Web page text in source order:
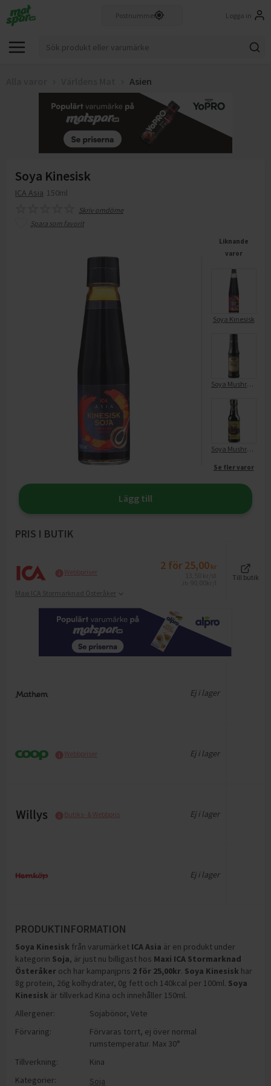
Logga in
Asien
Soya Kinesisk
ICA Asia 150ml
Skriv omdöme
Spara som favorit
Liknande
varor
Soya Kinesisk
Soya Mushroom
Soya Mushroom
Se fler varor
Lägg till
PRIS I BUTIK
Webbpriser 2 för 25,00 kr
Till butik
Maxi ICA Stormarknad Österåker
Ej i lager
Webbpriser Ej i lager
Butiks- & Webbpris Ej i lager
Ej i lager
PRODUKTINFORMATION
Soya Kinesisk från varumärket ICA Asia är en produkt under
kategorin Soja, är just nu billigast hos Maxi ICA Stormarknad
Österåker och har kampanjpris 2 för 25,00kr. Soya Kinesisk har
8g protein, 26g kolhydrater, 0g fett och 140kcal per 100ml. Soya
Kinesisk är tillverkad Kina och innehåller 150ml.
Allergener:
Sojabönor,Vete
Förvaring:
Förvaras torrt, ej över normal
rumstemperatur. Max 30°
Tillverkning:
Kina
Kategorier:
Soja